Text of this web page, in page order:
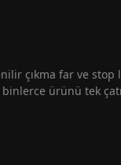
çıkma far ve stop
ürünü tek